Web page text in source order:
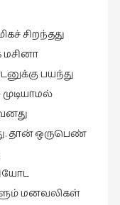
சிறந்தது
பயந்து
தான் ஒருபெண்
மனவலிகள்